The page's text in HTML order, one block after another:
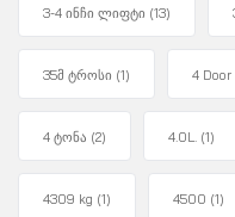
3-4 ინჩი ლიფტი (13)
35მ ტროსი (1) 4 Door
4 ტონა (2) 4.0L. (1)
4309 kg (1) 4500 (1)